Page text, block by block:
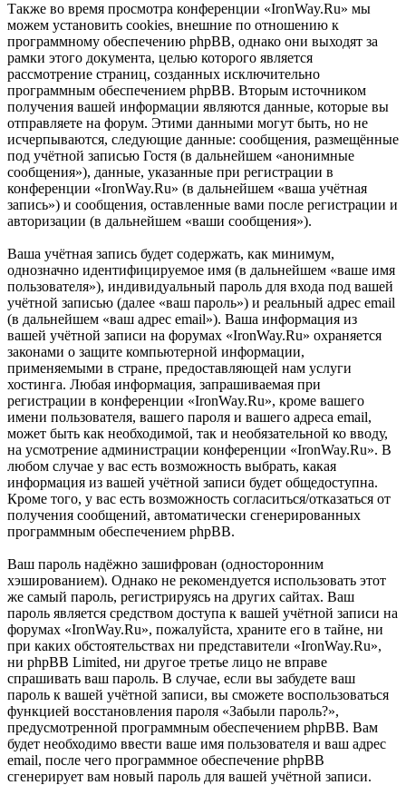
Также во время просмотра конференции «IronWay.Ru» мы
можем установить cookies, внешние по отношению к
программному обеспечению phpBB, однако они выходят за
рамки этого документа, целью которого является
рассмотрение страниц, созданных исключительно
программным обеспечением phpBB. Вторым источником
получения вашей информации являются данные, которые вы
отправляете на форум. Этими данными могут быть, но не
исчерпываются, следующие данные: сообщения, размещённые
под учётной записью Гостя (в дальнейшем «анонимные
сообщения»), данные, указанные при регистрации в
конференции «IronWay.Ru» (в дальнейшем «ваша учётная
запись») и сообщения, оставленные вами после регистрации и
авторизации (в дальнейшем «ваши сообщения»).
Ваша учётная запись будет содержать, как минимум,
однозначно идентифицируемое имя (в дальнейшем «ваше имя
пользователя»), индивидуальный пароль для входа под вашей
учётной записью (далее «ваш пароль») и реальный адрес email
(в дальнейшем «ваш адрес email»). Ваша информация из
вашей учётной записи на форумах «IronWay.Ru» охраняется
законами о защите компьютерной информации,
применяемыми в стране, предоставляющей нам услуги
хостинга. Любая информация, запрашиваемая при
регистрации в конференции «IronWay.Ru», кроме вашего
имени пользователя, вашего пароля и вашего адреса email,
может быть как необходимой, так и необязательной ко вводу,
на усмотрение администрации конференции «IronWay.Ru». В
любом случае у вас есть возможность выбрать, какая
информация из вашей учётной записи будет общедоступна.
Кроме того, у вас есть возможность согласиться/отказаться от
получения сообщений, автоматически сгенерированных
программным обеспечением phpBB.
Ваш пароль надёжно зашифрован (односторонним
хэшированием). Однако не рекомендуется использовать этот
же самый пароль, регистрируясь на других сайтах. Ваш
пароль является средством доступа к вашей учётной записи на
форумах «IronWay.Ru», пожалуйста, храните его в тайне, ни
при каких обстоятельствах ни представители «IronWay.Ru»,
ни phpBB Limited, ни другое третье лицо не вправе
спрашивать ваш пароль. В случае, если вы забудете ваш
пароль к вашей учётной записи, вы сможете воспользоваться
функцией восстановления пароля «Забыли пароль?»,
предусмотренной программным обеспечением phpBB. Вам
будет необходимо ввести ваше имя пользователя и ваш адрес
email, после чего программное обеспечение phpBB
сгенерирует вам новый пароль для вашей учётной записи.